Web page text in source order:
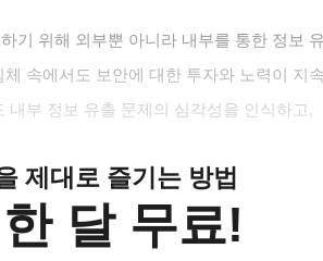
기 위해 외부뿐 아니라 내부를 통한 정보
속에서도 보안에 대한 투자와 노력이 지
부 정보 유출 문제의 심각성을 인식하고,
제대로 즐기는 방법
달 무료!